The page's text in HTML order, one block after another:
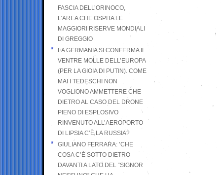
FASCIA DELL’ORINOCO,
L’AREA CHE OSPITA LE
MAGGIORI RISERVE MONDIALI
DI GREGGIO
LA GERMANIA SI CONFERMA IL
VENTRE MOLLE DELL’EUROPA
(PER LA GIOIA DI PUTIN). COME
MAI I TEDESCHI NON
VOGLIONO AMMETTERE CHE
DIETRO AL CASO DEL DRONE
PIENO DI ESPLOSIVO
RINVENUTO ALL’AEROPORTO
DI LIPSIA C’È LA RUSSIA?
GIULIANO FERRARA: ’CHE
COSA C’È SOTTO DIETRO
DAVANTI A LATO DEL “SIGNOR